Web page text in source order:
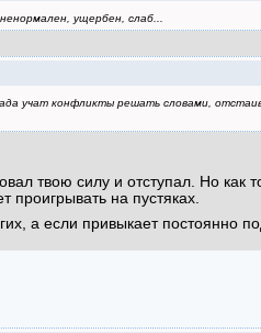
ущербен, слаб...
учат конфликты решать словами,
твою силу и отступал. Но как
проигрывать на пустяках.
а если привыкает постоянно